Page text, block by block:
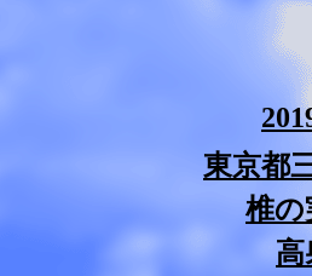
東京都
椎の
高